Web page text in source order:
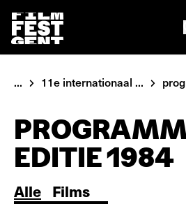
... 11e internationaal ...
EDITIE 1984
Alle Films